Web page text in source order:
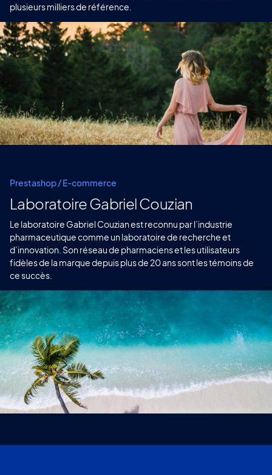
plusieurs milliers de référence.
Prestashop / E-commerce
Laboratoire Gabriel Couzian
Le laboratoire Gabriel Couzian est reconnu par l’industrie
pharmaceutique comme un laboratoire de recherche et
d’innovation. Son réseau de pharmaciens et les utilisateurs
fidèles de la marque depuis plus de 20 ans sont les témoins de
ce succès.